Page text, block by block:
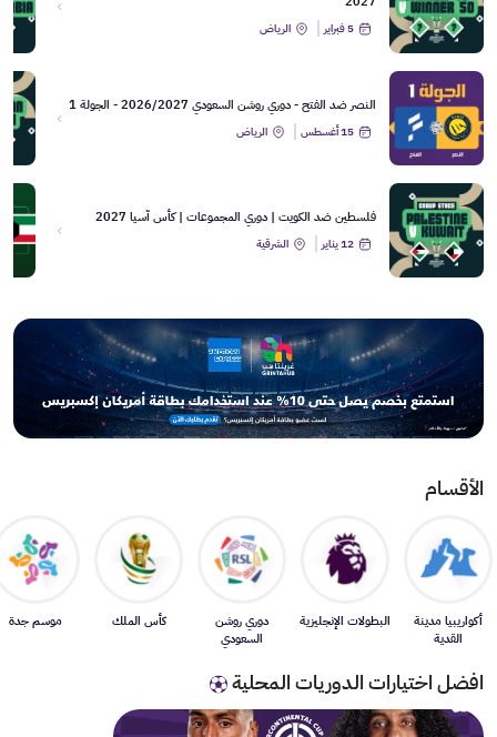
5 فبراير الرياض
النصر ضد الفتح - دوري روشن السعودي 2026/2027 - الجولة 1
15 أغسطس الرياض
فلسطين ضد الكويت | دوري المجموعات | كأس آسيا 2027
12 يناير الشرقية
الأقسام
أكواريبيا مدينة
القدية
البطولات الإنجليزية
دوري روشن
السعودي
كأس الملك موسم جدة
افضل اختيارات الدوريات المحلية